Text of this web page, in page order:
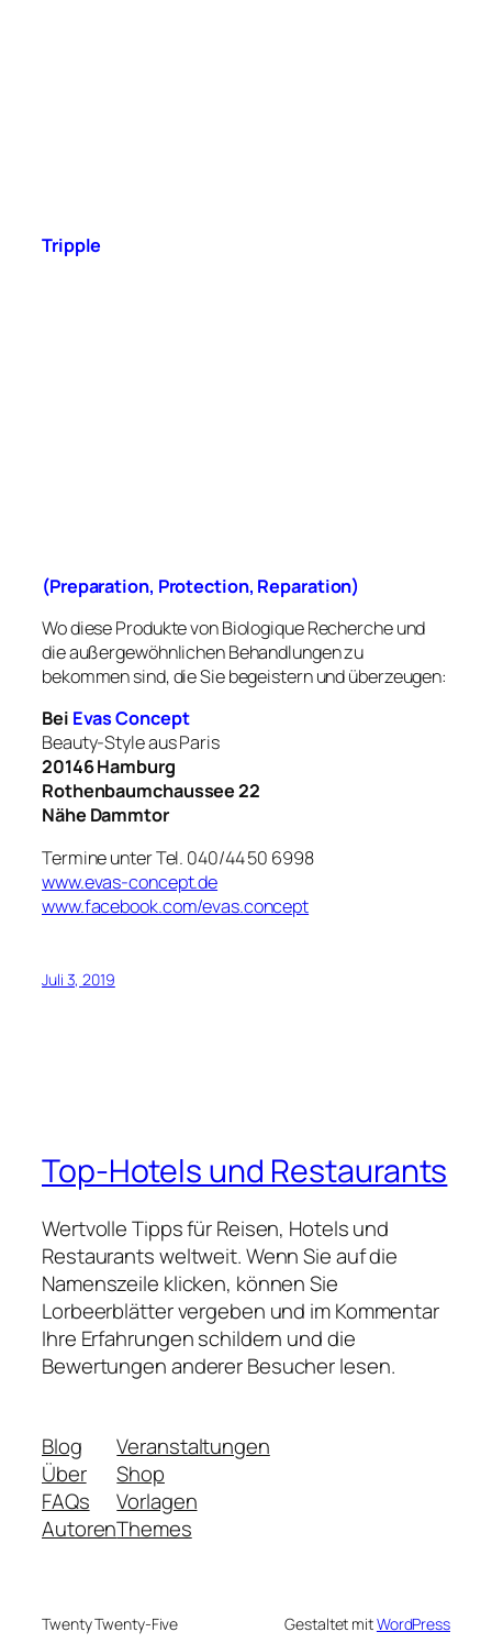
Tripple
(Preparation, Protection, Reparation)
Wo diese Produkte von Biologique Recherche und
die außergewöhnlichen Behandlungen zu
bekommen sind, die Sie begeistern und überzeugen:
Bei Evas Concept
Beauty-Style aus Paris
20146 Hamburg
Rothenbaumchaussee 22
Nähe Dammtor
Termine unter Tel. 040/44 50 6998
www.evas-concept.de
www.facebook.com/evas.concept
Juli 3, 2019
Top-Hotels und Restaurants
Wertvolle Tipps für Reisen, Hotels und
Restaurants weltweit. Wenn Sie auf die
Namenszeile klicken, können Sie
Lorbeerblätter vergeben und im Kommentar
Ihre Erfahrungen schildern und die
Bewertungen anderer Besucher lesen.
Blog
Über
FAQs
Autoren
Veranstaltungen
Shop
Vorlagen
Themes
Twenty Twenty-Five Gestaltet mitWordPress